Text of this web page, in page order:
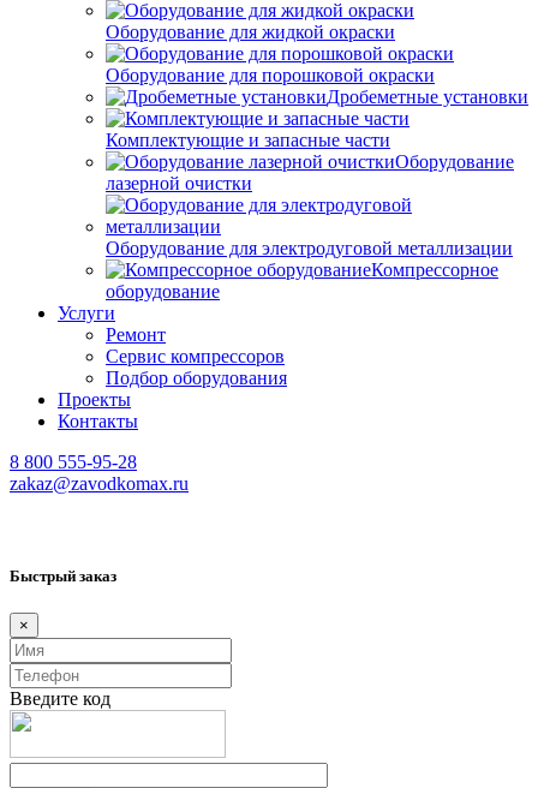
Оборудование для жидкой окраски
Оборудование для порошковой окраски
Дробеметные установки
Комплектующие и запасные части
Оборудование
лазерной очистки
Оборудование для электродуговой металлизации
Компрессорное
оборудование
Услуги
Ремонт
Сервис компрессоров
Подбор оборудования
Проекты
Контакты
8 800 555-95-28
zakaz@zavodkomax.ru
Быстрый заказ
×
Введите код